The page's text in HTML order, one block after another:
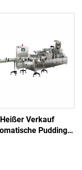
Heißer Verkauf
Pudding